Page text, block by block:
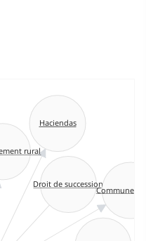
Haciendas
Droit de succession
Communes
rural